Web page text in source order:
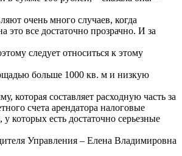
очень много случаев, когда
все достаточно прозрачно. И за
следует относиться к этому
больше 1000 кв. м и низкую
составляет расходную часть за
счета арендатора налоговые
которых есть достаточно серьезные
Управления – Елена Владимировна